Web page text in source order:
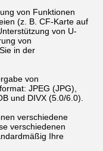
von Funktionen
(z. B. CF-Karte auf
von U-
von
in der
von
JPEG (JPG),
und DIVX (5.0/6.0).
verschiedene
verschiedenen
Ihre